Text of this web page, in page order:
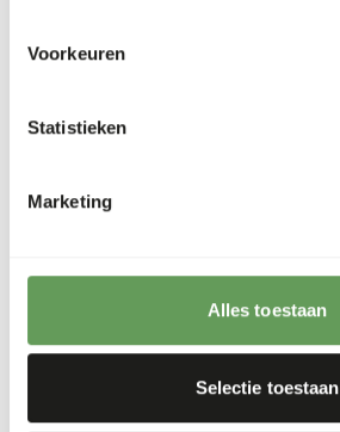
Voorkeuren
Statistieken
Marketing
Alles toestaan
Selectie toestaan
UIT VOORRAAD LEVERBAAR
Meer informatie